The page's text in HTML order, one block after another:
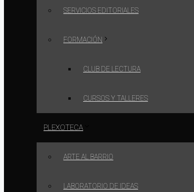
SERVICIOS EDITORIALES
FORMACIÓN
CLUB DE LECTURA
CURSOS Y TALLERES
PLEXOTECA
ARTE AL BARRIO
LABORATORIO DE IDEAS